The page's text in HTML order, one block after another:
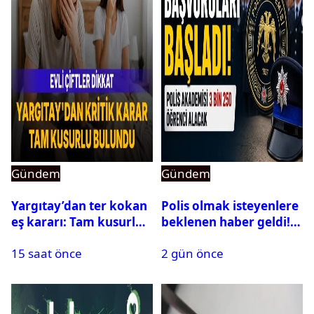
Gündem
Yargıtay’dan ter kokan
eş kararı: Tam kusurlu
15 saat önce
Gündem
Polis olmak isteyenlere
beklenen haber geldi!
2 gün önce